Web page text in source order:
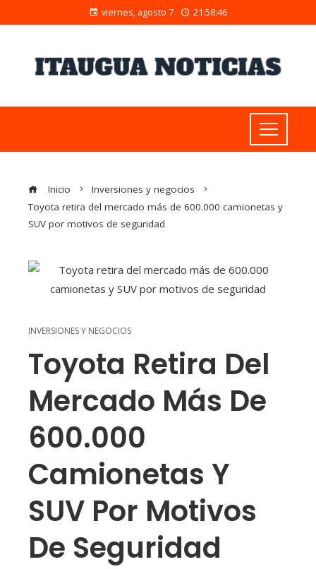
viernes, agosto 7 21:58:46
Inicio
Inversiones y negocios
Toyota retira del mercado más de 600.000 camionetas y
SUV por motivos de seguridad
INVERSIONES Y NEGOCIOS
Toyota Retira Del
Mercado Más De
600.000
Camionetas Y
SUV Por Motivos
De Seguridad